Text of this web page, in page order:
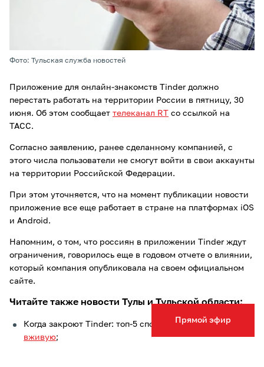
Прямой эфир
Фото: Тульская служба новостей
Приложение для онлайн-знакомств Tinder должно
перестать работать на территории России в пятницу, 30
июня. Об этом сообщает телеканал RT со ссылкой на
ТАСС.
Согласно заявлению, ранее сделанному компанией, с
этого числа пользователи не смогут войти в свои аккаунты
на территории Российской Федерации.
При этом уточняется, что на момент публикации новости
приложение все еще работает в стране на платформах iOS
и Android.
Напомним, о том, что россиян в приложении Tinder ждут
ограничения, говорилось еще в годовом отчете о влиянии,
который компания опубликовала на своем официальном
сайте.
Читайте также новости Тулы и Тульской области:
Когда закроют Tinder: топ-5 способовпознакомиться
вживую;